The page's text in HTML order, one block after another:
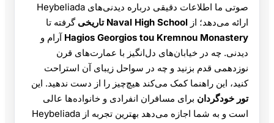
صوتی ما اطلاعات دقیقی درباره دیدنی‌های Heybeliada
ارائه می‌دهد؛ از Naval High School تاریخی
گرفته تا
Hagios Georgios tou Kremnou Monastery آرام و
دیدنی. چه در خیابان‌های دل‌انگیز با عمارت‌های قرن
نوزدهمی قدم بزنید و چه در سواحل زیبای آن استراحت
کنید، این راهنما کمک می‌کند هیچ‌چیز را از دست ندهید. این
تور خودگردان برای مسافران انفرادی و خانواده‌ها عالی
است و به شما اجازه می‌دهد بهترین تجربه از Heybeliada